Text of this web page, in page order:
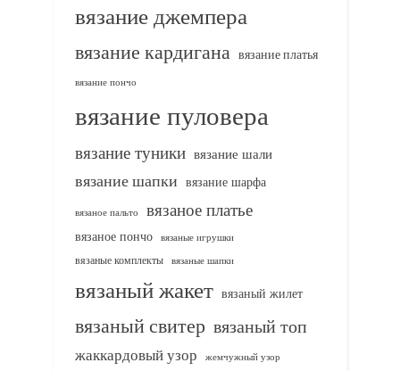
вязание джемпера
вязание кардигана вязание платья
вязание пончо
вязание пуловера
вязание туники вязание шали
вязание шапки вязание шарфа
вязаное пальто вязаное платье
вязаное пончо вязаные игрушки
вязаные комплекты
вязаные шапки
вязаный жакет вязаный жилет
вязаный свитер вязаный топ
жаккардовый узор жемчужный узор